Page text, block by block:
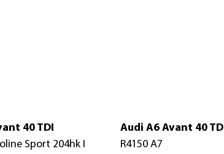
40 TDI
Sport 204hk I
Audi A6 Avant 40 TDI
R4150 A7